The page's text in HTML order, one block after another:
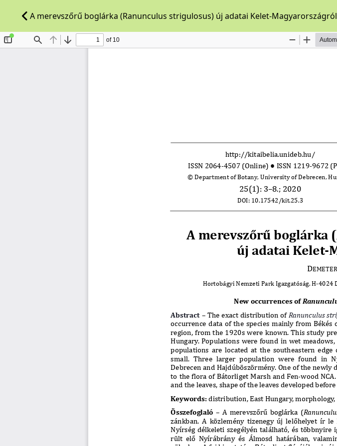
A merevszőrű boglárka (Ranunculus strigulosus) új adatai Kelet-Magyarországról